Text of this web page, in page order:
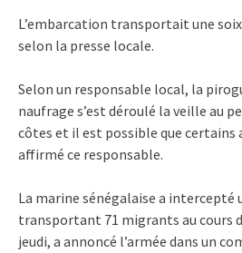
L’embarcation transportait une
selon la presse locale.
Selon un responsable local, la
naufrage s’est déroulé la veille au
côtes et il est possible que certains
affirmé ce responsable.
La marine sénégalaise a intercepté
transportant 71 migrants au cours
jeudi, a annoncé l’armée dans un